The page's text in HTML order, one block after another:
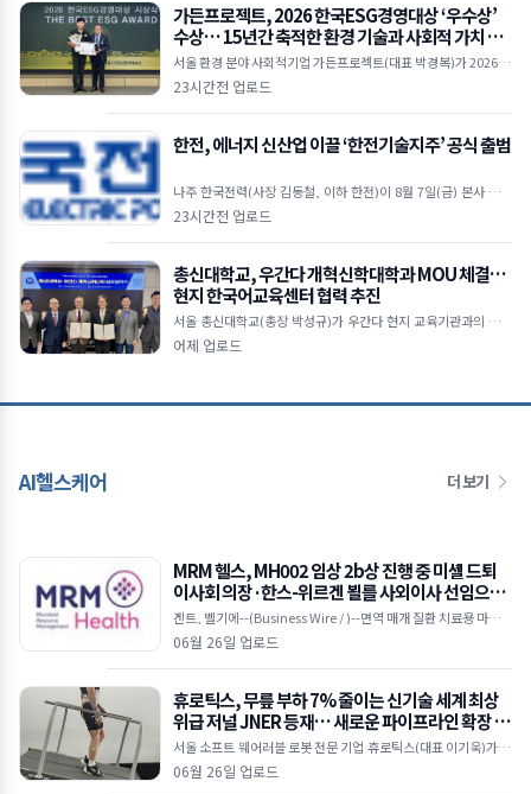
가든프로젝트, 2026 한국ESG경영대상 ‘우수상’
수상… 15년간 축적한 환경 기술과 사회적 가치 인
정받아
서울 환경 분야 사회적기업 가든프로젝트(대표 박경복)가 2026 한
국ESG경영대상 ‘우수상’을 수상했다. 이번 수상은 지난 15년간
23시간전 업로드
한전, 에너지 신산업 이끌 ‘한전기술지주’ 공식 출범
나주 한국전력(사장 김동철, 이하 한전)이 8월 7일(금) 본사 비전
홀에서 에너지 신산업 생태계를 주도할 ‘한전기술지주’를 공식 출
23시간전 업로드
총신대학교, 우간다 개혁신학대학과 MOU 체결…
현지 한국어교육센터 협력 추진
서울 총신대학교(총장 박성규)가 우간다 현지 교육기관과의 협력
을 통해 아프리카 지역 국제교육 및 학술 교류 확대에 나선다.총신
어제 업로드
AI헬스케어 더 보기
MRM 헬스, MH002 임상 2b상 진행 중 미셸 드퇴
이사회 의장·한스-위르겐 뵐를 사외이사 선임으로
이사회 강화
겐트, 벨기에--(Business Wire / )--면역 매개 질환 치료용 마이크
로바이옴 기반 치료제를 개발 중인 임상 단계 바이오텍인 MRM 헬
06월 26일 업로드
휴로틱스, 무릎 부하 7% 줄이는 신기술 세계 최상
위급 저널 JNER 등재… 새로운 파이프라인 확장 시
동
서울 소프트 웨어러블 로봇 전문 기업 휴로틱스(대표 이기욱)가 개
발한 무동력 기반의 ‘수동형 소프트 엑소슈트(Passive Soft Exos
06월 26일 업로드